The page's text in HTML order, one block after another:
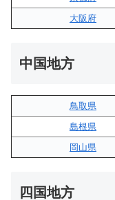
大阪府
中国地方
鳥取県
島根県
岡山県
四国地方